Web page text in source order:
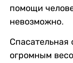
помощи
невозможно.
Спасательная
огромным